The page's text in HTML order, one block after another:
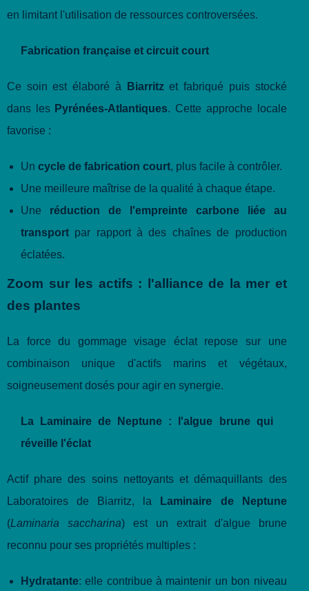
en limitant l'utilisation de ressources controversées.
Fabrication française et circuit court
Ce soin est élaboré à Biarritzet fabriqué puis stocké
dans les Pyrénées-Atlantiques. Cette approche locale
favorise :
Un cycle de fabrication court, plus facile à contrôler.
Une meilleure maîtrise de la qualité à chaque étape.
Une réduction de l'empreinte carbone liée au
transport par rapport à des chaînes de production
éclatées.
Zoom sur les actifs : l'alliance de la mer et
des plantes
La force du gommage visage éclat repose sur une
combinaison unique d'actifs marins et végétaux,
soigneusement dosés pour agir en synergie.
La Laminaire de Neptune : l'algue brune qui
réveille l'éclat
Actif phare des soins nettoyants et démaquillants des
Laboratoires de Biarritz, la
Laminaire de Neptune
(Laminaria saccharina) est un extrait d'algue brune
reconnu pour ses propriétés multiples :
Hydratante: elle contribue à maintenir un bon niveau